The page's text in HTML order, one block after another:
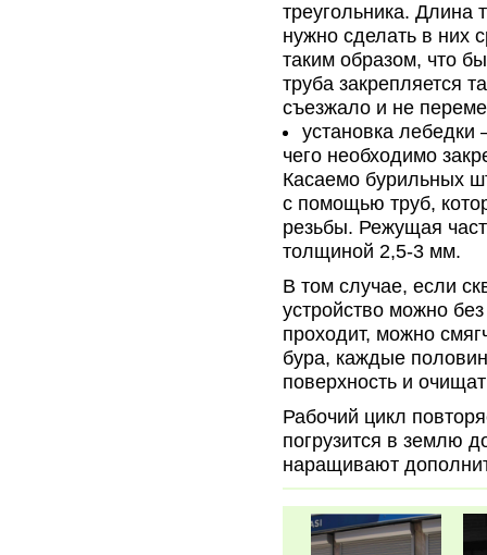
треугольника. Длина
нужно сделать в них
таким образом, что
труба закрепляется
съезжало и не
установка
чего необходимо
Касаемо бурильных
с помощью труб,
резьбы. Режущая
толщиной 2,5-3 мм.
В том случае, если
устройство можно
проходит, можно
бура, каждые
поверхность и
Рабочий цикл
погрузится в землю
наращивают